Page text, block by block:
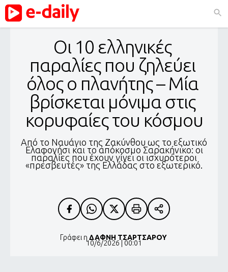
Οι 10 ελληνικές
παραλίες που ζηλεύει
όλος ο πλανήτης – Μία
βρίσκεται μόνιμα στις
κορυφαίες του κόσμου
Από το Ναυάγιο της Ζακύνθου ως το εξωτικό
Ελαφονήσι και το απόκοσμο Σαρακήνικο: οι
παραλίες που έχουν γίνει οι ισχυρότεροι
«πρεσβευτές» της Ελλάδας στο εξωτερικό.
Γράφει η ΔΑΦΝΗ ΤΣΑΡΤΣΑΡΟΥ
10/6/2026 | 00:01